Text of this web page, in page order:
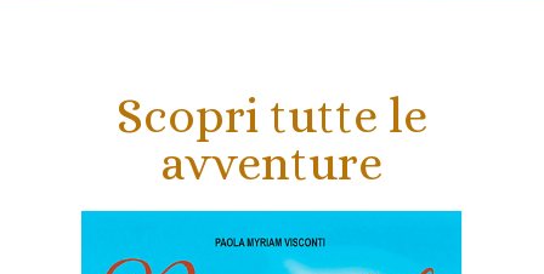
Scopri tutte le
avventure